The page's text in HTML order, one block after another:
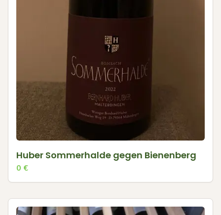
Huber Sommerhalde gegen Bienenberg
0 €